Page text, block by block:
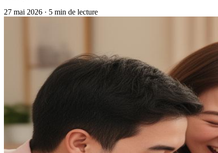
27 mai 2026 · 5 min de lecture